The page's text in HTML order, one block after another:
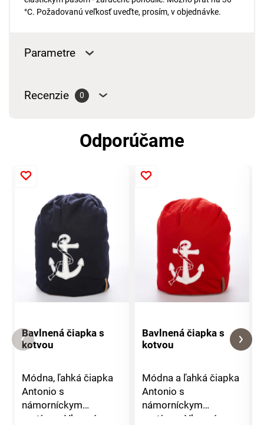
°C. Požadovanú veľkosť uveďte, prosím, v objednávke.
Parametre
Recenzie 0
Odporúčame
Bavlnená čiapka s
kotvou
Módna, ľahká čiapka
Antonio s
námorníckym
motívom.Vkusná a
Bavlnená čiapka s
kotvou
Módna a ľahká čiapka
Antonio s
námorníckym
motívom.Vkusná a